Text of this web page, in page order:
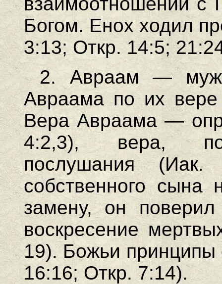
Богом. Енох ходил
3:13; Откр. 14:5;
2. Авраам —
Авраама по их
Вера Авраама —
4:2,3), вера,
послушания
собственного
замену, он
воскресение
19). Божьи
16:16; Откр. 7:14).